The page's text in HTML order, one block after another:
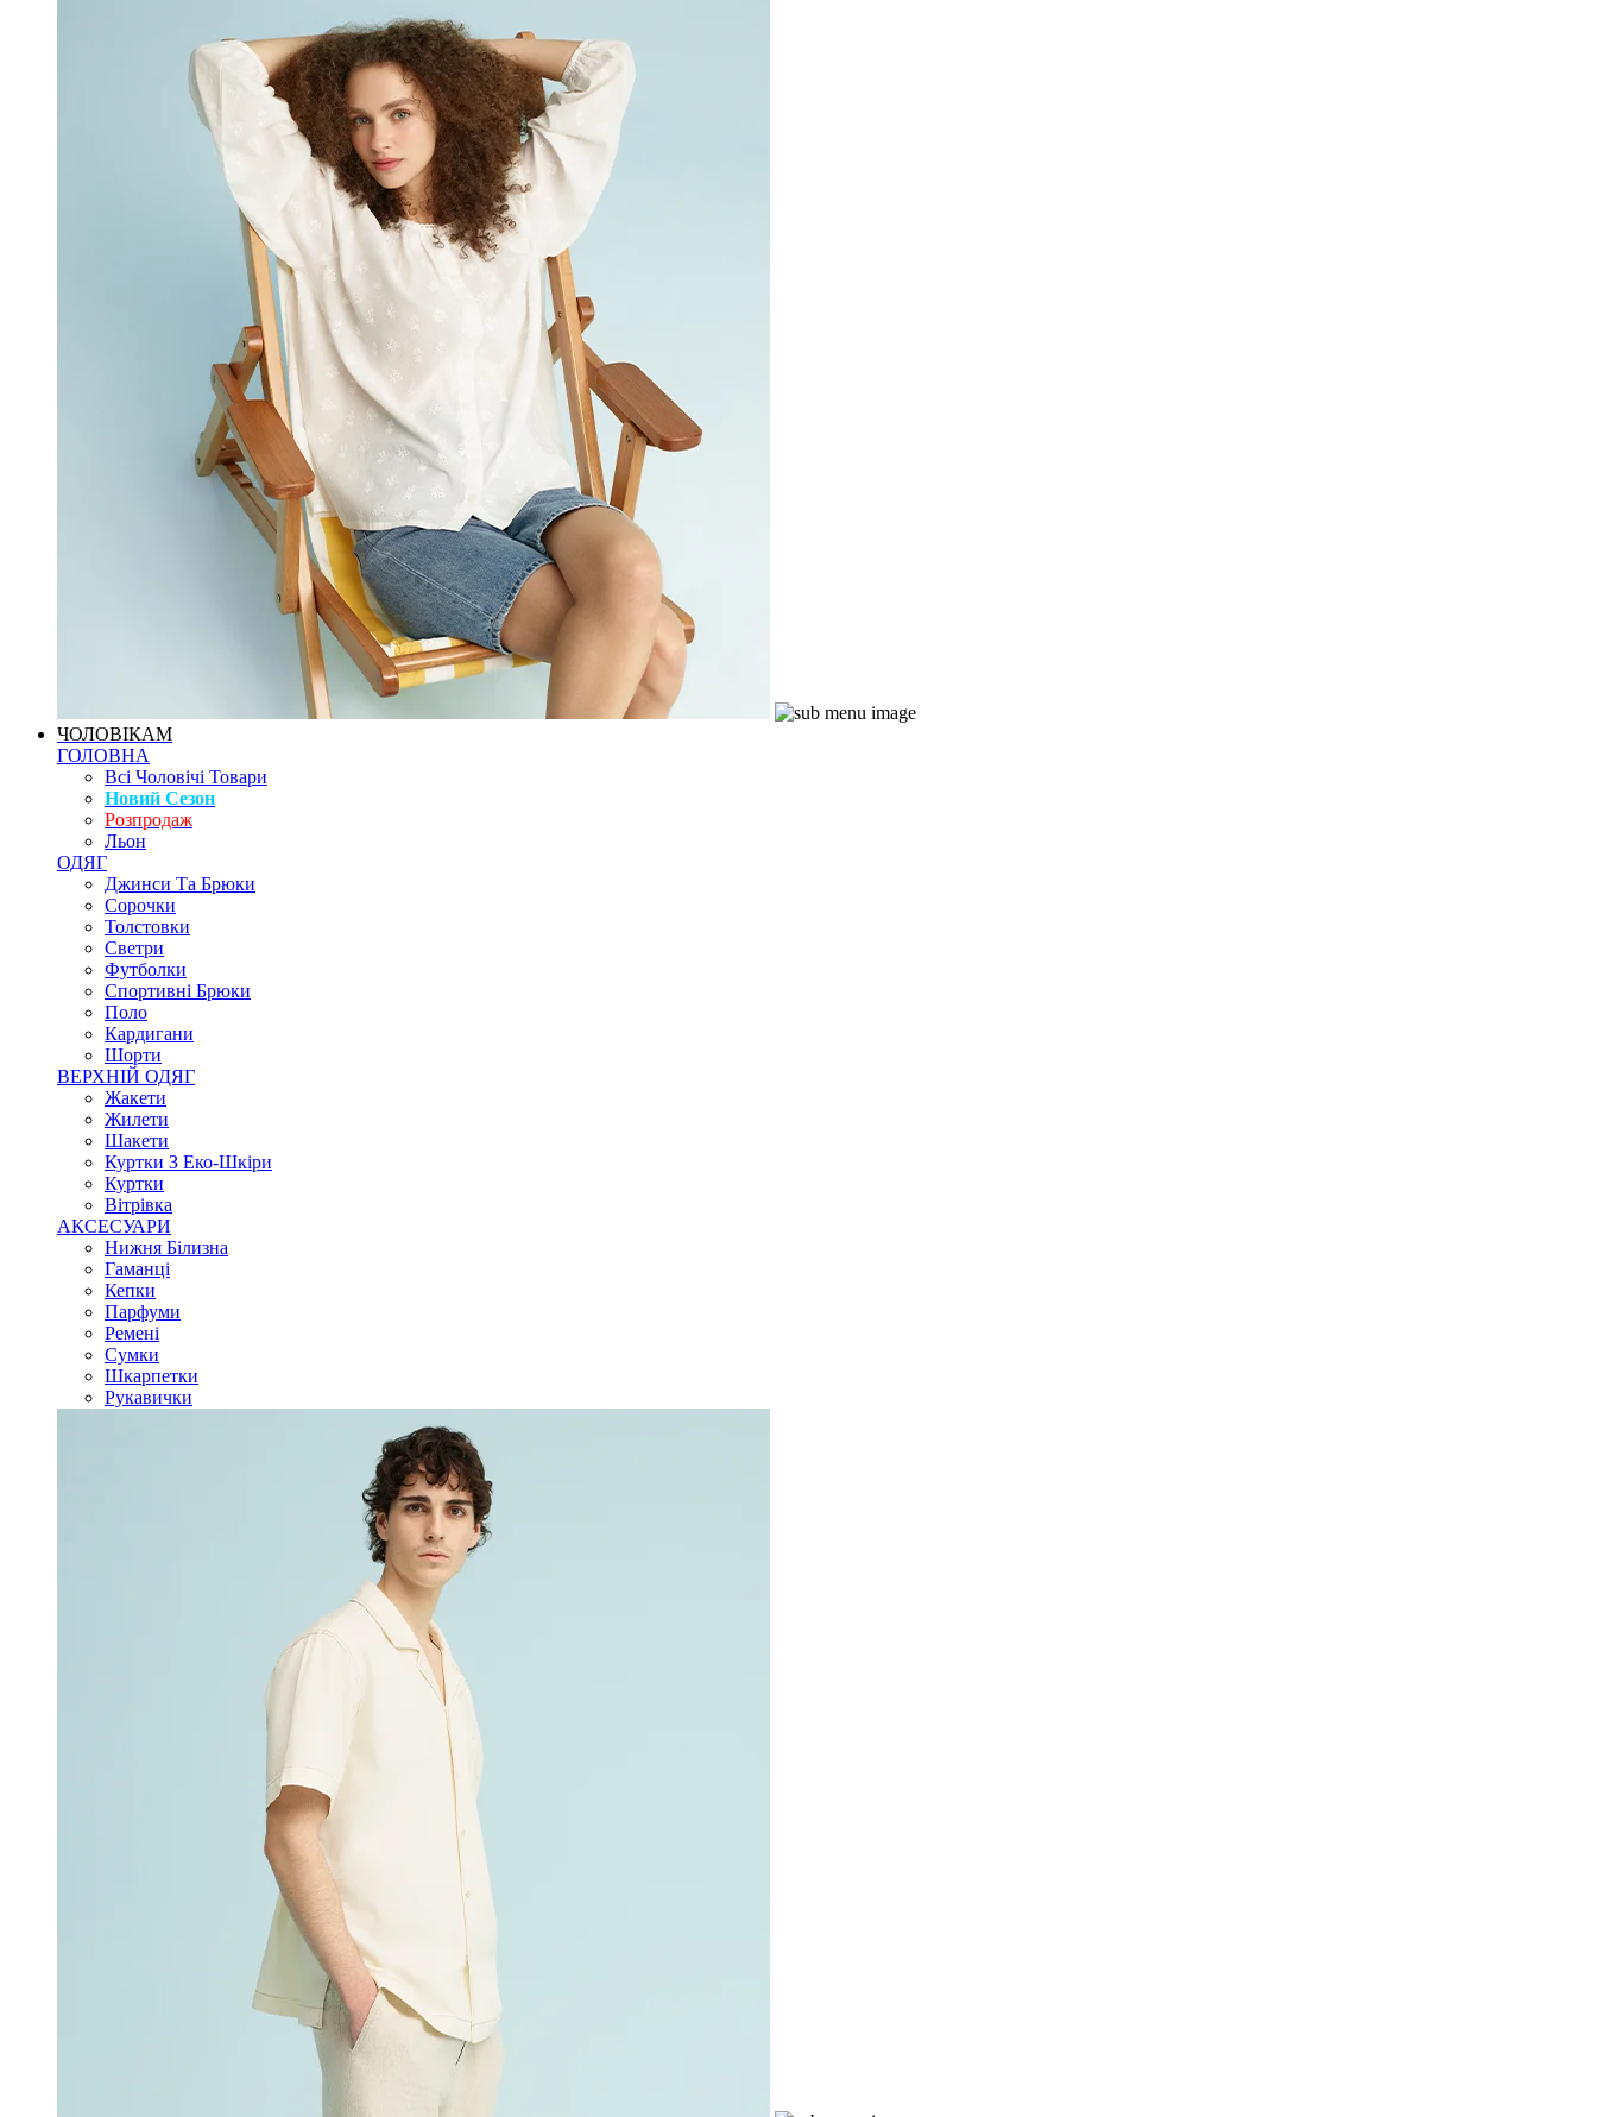
ЧОЛОВІКАМ
ГОЛОВНА
Всі Чоловічі Товари
Новий Сезон
Розпродаж
Льон
ОДЯГ
Джинси Та Брюки
Сорочки
Толстовки
Светри
Футболки
Спортивні Брюки
Поло
Кардигани
Шорти
ВЕРХНІЙ ОДЯГ
Жакети
Жилети
Шакети
Куртки З Еко-Шкіри
Куртки
Вітрівка
АКСЕСУАРИ
Нижня Білизна
Гаманці
Кепки
Парфуми
Ремені
Сумки
Шкарпетки
Рукавички